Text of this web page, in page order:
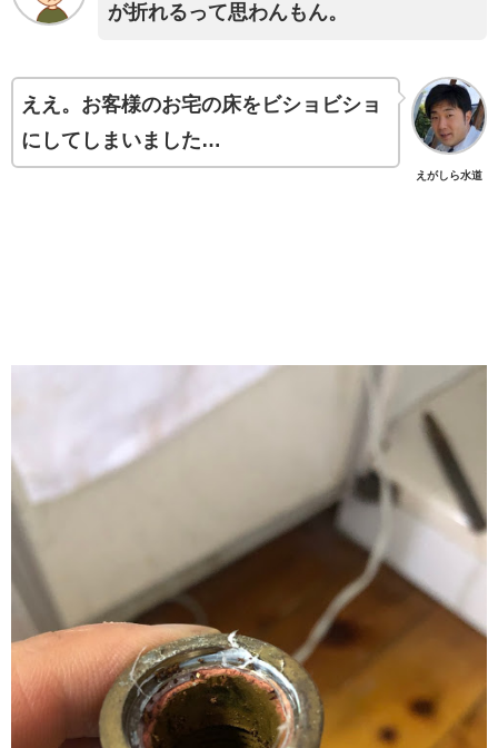
が折れるって思わんもん。
えがしら水道
ええ。お客様のお宅の床をビショビショ
にしてしまいました…